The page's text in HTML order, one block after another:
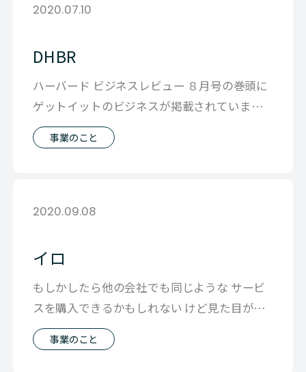
2020.07.10
DHBR
ハーバード ビジネスレビュー ８月号の巻頭に
ゲットイットのビジネスが掲載されています。
企業の基幹システムの現場では い
事業のこと
2020.09.08
イロ
もしかしたら他の会社でも同じような サービ
スを購入できるかもしれない けど見た目が同
じようなサービスでも 似ているようで
事業のこと